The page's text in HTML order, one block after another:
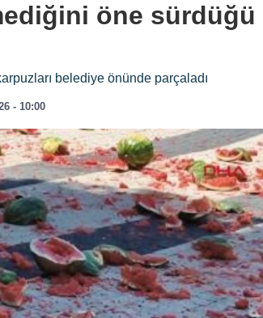
öne
belediye önünde parçaladı
- 10:00